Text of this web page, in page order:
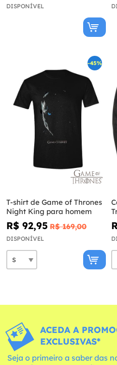
DISPONÍVEL
-45%
T-shirt de Game of Thrones
Night King para homem
R$ 92,95 R$ 169,00
DISPONÍVEL
ACEDA A
EXCLUSIVAS*
Seja o primeiro a saber das